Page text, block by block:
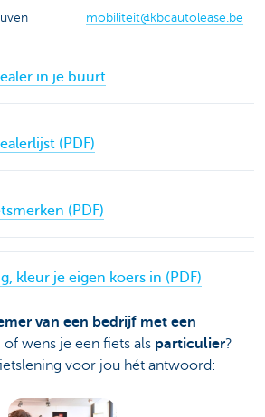
mobiliteit@kbcautolease.be
in je buurt
(PDF)
(PDF)
kleur je eigen koers in (PDF)
van een bedrijf met een
of wens je een fiets als particulier?
voor jou hét antwoord: